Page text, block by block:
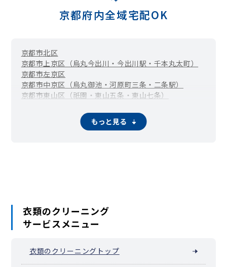
京都府内全域宅配OK
京都市北区
京都市上京区（烏丸今出川・今出川駅・千本丸太町）
京都市左京区
京都市中京区（烏丸御池・河原町三条・二条駅）
京都市東山区（祇園・東山五条・東山七条）
京都市右京区京都市伏見区
福知山市舞鶴市綾部市 宇治市
もっと見る
衣類のクリーニング
サービスメニュー
衣類のクリーニングトップ